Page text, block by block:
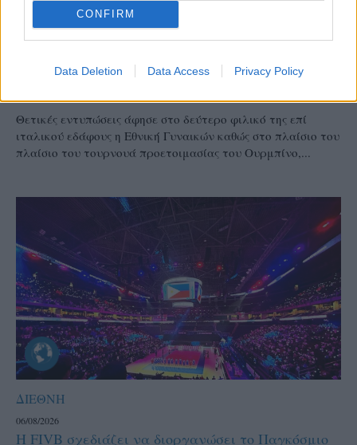
CONFIRM
Data Deletion Data Access Privacy Policy
Το πάλεψε μέχρι τέλους η Εθνική γυναικών
Θετικές εντυπώσεις άφησε στο δεύτερο φιλικό της επί
ιταλικού εδάφους η Εθνική Γυναικών καθώς στο πλαίσιο του
πλαίσιο του τουρνουά προετοιμασίας του Ουρμπίνο,...
ΔΙΕΘΝΗ
06/08/2026
Η FIVB σχεδιάζει να διοργανώσει το Παγκόσμιο